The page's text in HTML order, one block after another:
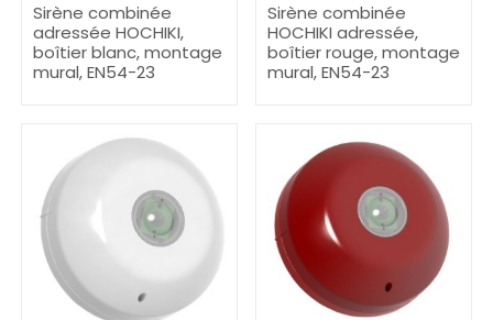
Sirène combinée
adressée HOCHIKI,
boîtier blanc, montage
mural, EN54-23
Sirène combinée
HOCHIKI adressée,
boîtier rouge, montage
mural, EN54-23